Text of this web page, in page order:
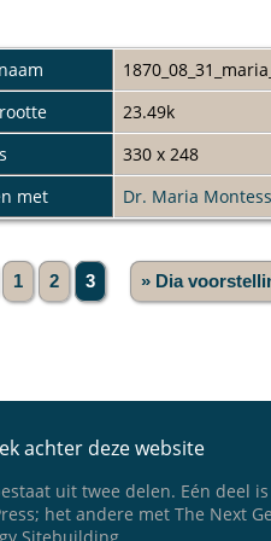
23.49k
330 x 248
met
Dr. Maria
1 2 3 » Dia
achter deze website
uit twee delen. Eén deel
het andere met The Next
Sitebuilding.